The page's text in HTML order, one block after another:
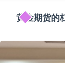
黄金期货的